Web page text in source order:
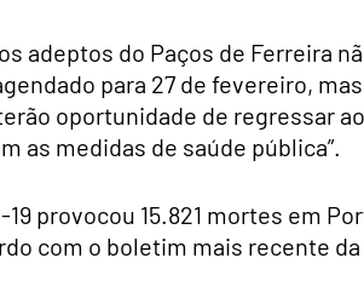
adeptos do Paços de Ferreira
para 27 de fevereiro,
oportunidade de regressar
as medidas de saúde pública”.
provocou 15.821 mortes em
com o boletim mais recente da